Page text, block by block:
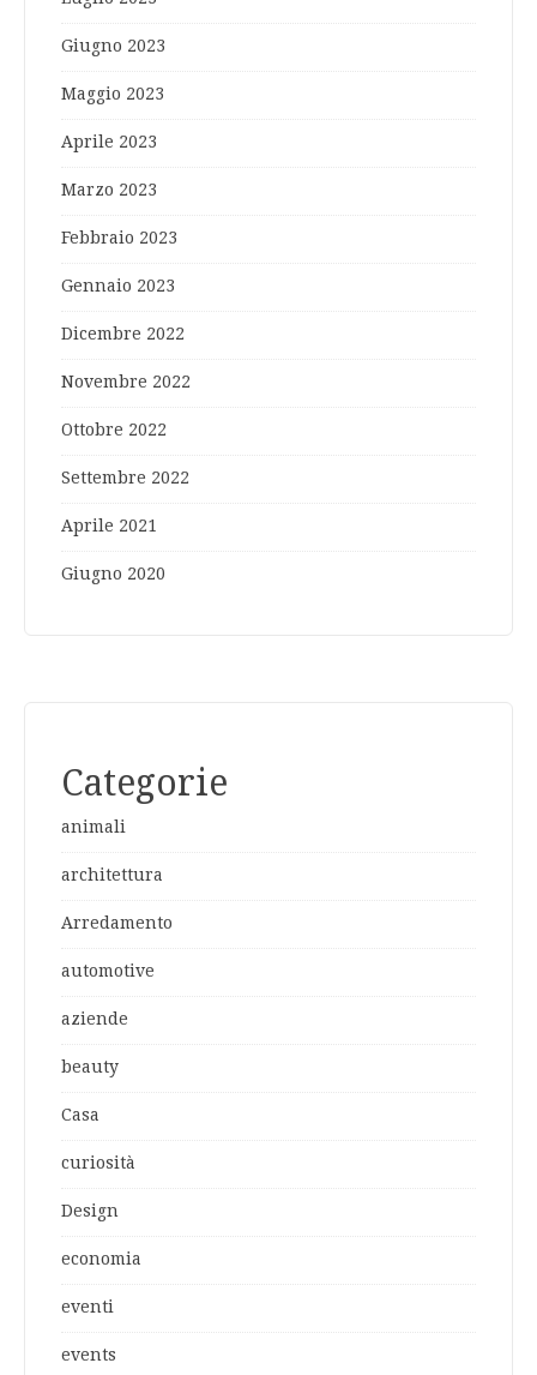
Giugno 2023
Maggio 2023
Aprile 2023
Marzo 2023
Febbraio 2023
Gennaio 2023
Dicembre 2022
Novembre 2022
Ottobre 2022
Settembre 2022
Aprile 2021
Giugno 2020
Categorie
animali
architettura
Arredamento
automotive
aziende
beauty
Casa
curiosità
Design
economia
eventi
events